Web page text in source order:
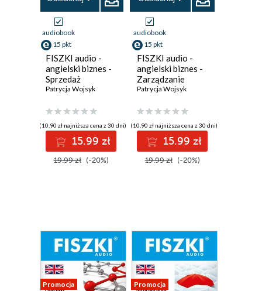
audiobook
15 pkt
FISZKI audio -
angielski biznes -
Sprzedaż
Patrycja Wojsyk
(10,90 zł najniższa cena z 30 dni)
15.99 zł
19.99 zł (-20%)
audiobook
15 pkt
FISZKI audio -
angielski biznes -
Zarządzanie
projektem
Patrycja Wojsyk
(10,90 zł najniższa cena z 30 dni)
15.99 zł
19.99 zł (-20%)
Promocja Promocja